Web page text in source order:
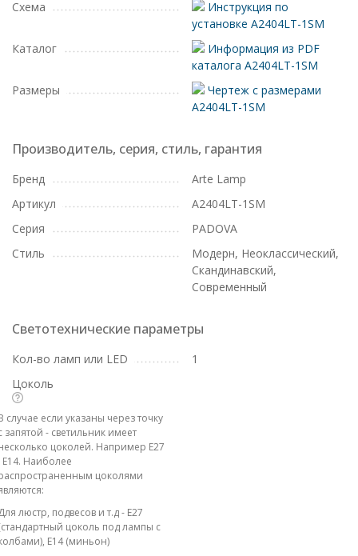
Схема
Инструкция по
установке A2404LT-1SM
Каталог
Информация из PDF
каталога A2404LT-1SM
Размеры
Чертеж с размерами
A2404LT-1SM
Производитель, серия, стиль, гарантия
Бренд
Arte Lamp
Артикул
A2404LT-1SM
Серия
PADOVA
Стиль
Модерн, Неоклассический,
Скандинавский,
Современный
Светотехнические параметры
Кол-во ламп или LED
1
Цоколь
случае если указаны через точку
запятой - светильник имеет
цоколей. Например E27
E14. Наиболее
цоколями
люстр, подвесов и т.д - E27
цоколь под лампы с
E14 (миньон)